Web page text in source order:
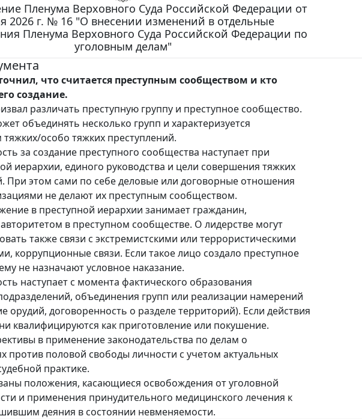
Пленума Верховного Суда Российской Федерации от
2026 г. № 16 "О внесении изменений в отдельные
Пленума Верховного Суда Российской Федерации по
уголовным делам"
что считается преступным сообществом и кто
создание.
различать преступную группу и преступное сообщество.
объединять несколько групп и характеризуется
особо тяжких преступлений.
за создание преступного сообщества наступает при
иерархии, единого руководства и цели совершения тяжких
При этом сами по себе деловые или договорные отношения
не делают их преступным сообществом.
в преступной иерархии занимает гражданин,
в преступном сообществе. О лидерстве могут
также связи с экстремистскими или террористическими
коррупционные связи. Если такое лицо создало преступное
не назначают условное наказание.
наступает с момента фактического образования
объединения групп или реализации намерений
орудий, договоренность о разделе территорий). Если действия
квалифицируются как приготовление или покушение.
в применение законодательства по делам о
против половой свободы личности с учетом актуальных
практике.
положения, касающиеся освобождения от уголовной
и применения принудительного медицинского лечения к
деяния в состоянии невменяемости.